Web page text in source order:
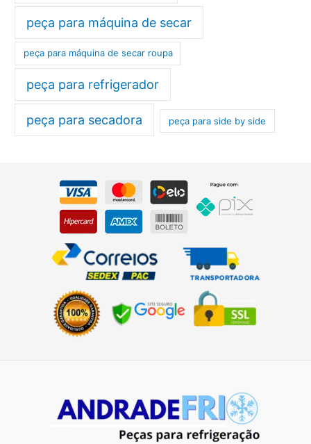
peça para máquina de secar
peça para máquina de secar roupa
peça para refrigerador
peça para secadora peça para side by side